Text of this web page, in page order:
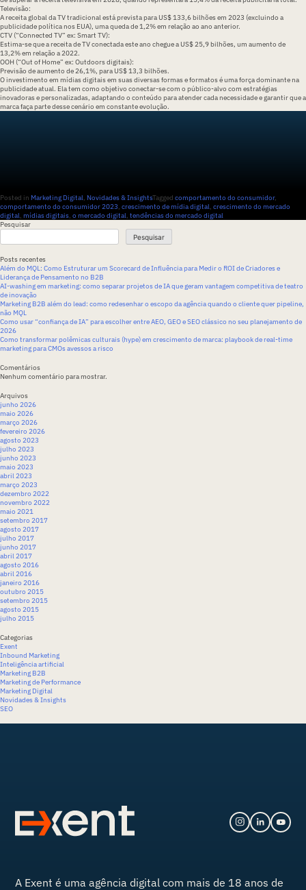
Televisão:
A receita global da TV tradicional está prevista para US$ 133,6 bilhões em 2023 (excluindo a
publicidade política nos EUA), uma queda de 1,2% em relação ao ano anterior.
CTV (“Connected TV” ex: Smart TV):
Estima-se que a receita de TV conectada este ano chegue a US$ 25,9 bilhões, um aumento de
13,2% em relação a 2022.
OOH (“Out of Home” ex: Outdoors digitais):
Previsão de aumento de 26,1%, para US$ 13,3 bilhões.
Oinvestimento em mídias digitaisem suas diversas formas e formatos é uma força dominante na
publicidade atual. Ela tem como objetivo conectar-se com o público-alvo com estratégias
inovadoras e personalizadas, adaptando o conteúdo para atender cada necessidade e garantir que a
marca faça parte desse cenário em constante evolução.
Posted in Marketing Digital, Novidades & InsightsTagged comportamento do consumidor,
comportamento do consumidor 2023, crescimento de mídia digital, crescimento do mercado
digital, mídias digitais, o mercado digital, tendências do mercado digital
Pesquisar
Pesquisar
Posts recentes
Além do MQL: Como Estruturar um Scorecard de Influência para Medir o ROI de Criadores e
Liderança de Pensamento no B2B
AI-washing em marketing: como separar projetos de IA que geram vantagem competitiva de teatro
de inovação
Marketing B2B além do lead: como redesenhar o escopo da agência quando o cliente quer pipeline,
não MQL
Como usar “confiança de IA” para escolher entre AEO, GEO e SEO clássico no seu planejamento de
2026
Como transformar polêmicas culturais (hype) em crescimento de marca: playbook de real-time
marketing para CMOs avessos a risco
Comentários
Nenhum comentário para mostrar.
Arquivos
junho 2026
maio 2026
março 2026
fevereiro 2026
agosto 2023
julho 2023
junho 2023
maio 2023
abril 2023
março 2023
dezembro 2022
novembro 2022
maio 2021
setembro 2017
agosto 2017
julho 2017
junho 2017
abril 2017
agosto 2016
abril 2016
janeiro 2016
outubro 2015
setembro 2015
agosto 2015
julho 2015
Categorias
Exent
Inbound Marketing
Inteligência artificial
Marketing B2B
Marketing de Performance
Marketing Digital
Novidades & Insights
SEO
A Exent é uma agência digital com mais de 18 anos de